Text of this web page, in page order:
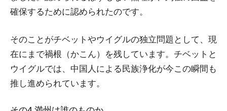
確保するために認められたのです。
そのことがチベットやウイグルの独立問題として、現
在にまで禍根（かこん）を残しています。チベットと
ウイグルでは、中国人による民族浄化が今この瞬間も
推し進められています。